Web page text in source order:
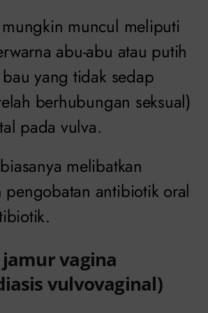
muncul meliputi
abu-abu atau putih
yang tidak sedap
berhubungan seksual)
pada vulva.
melibatkan
antibiotik oral
vagina
vulvovaginal)